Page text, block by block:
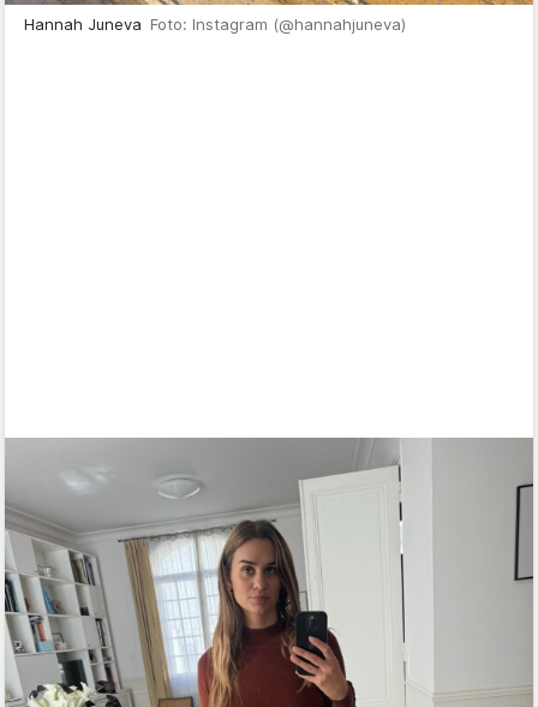
Hannah Juneva Foto: Instagram (@hannahjuneva)